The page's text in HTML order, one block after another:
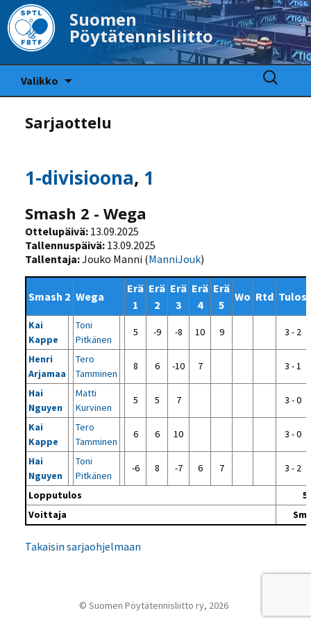
Suomen
Pöytätennisliitto
Valikko
Haku:
Sarjaottelu
1-divisioona, 1
Smash 2 - Wega
Ottelupäivä: 13.09.2025
Tallennuspäivä: 13.09.2025
Tallentaja:Jouko Manni (ManniJouk)
Smash 2 Wega
Erä
1
Erä
2
Erä
3
Erä
4
Erä
5
Wo Rtd Tulos
Kai
Kappe
Toni
Pitkänen
5 -9 -8 10 9 3 - 2
Henri
Arjamaa
Tero
Tamminen
8 6 -10 7 3 - 1
Hai
Nguyen
Matti
Kurvinen
5 5 7 3 - 0
Kai
Kappe
Tero
Tamminen
6 6 10 3 - 0
Hai
Nguyen
Toni
Pitkänen
-6 8 -7 6 7 3 - 2
Lopputulos
5
Voittaja
Takaisin sarjaohjelmaan
© Suomen Pöytätennisliitto ry, 2026